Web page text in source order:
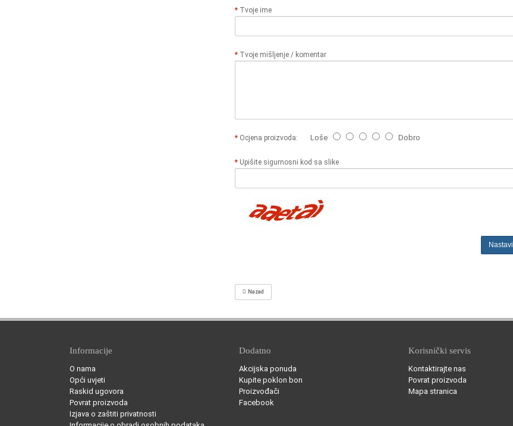
Tvoje ime
Tvoje mišljenje / komentar
Ocjena proizvoda: Loše Dobro
Upišite sigurnosni kod sa slike
Nastavi
Nazad
Informacije
O nama
Opći uvjeti
Raskid ugovora
Povrat proizvoda
Izjava o zaštiti privatnosti
Dodatno
Akcijska ponuda
Kupite poklon bon
Proizvođači
Facebook
Korisnički servis
Kontaktirajte nas
Povrat proizvoda
Mapa stranica